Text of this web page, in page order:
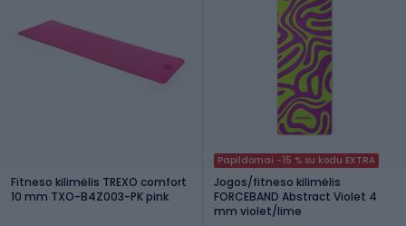
Fitneso kilimėlis TREXO comfort
10 mm TXO-B4Z003-PK pink
Papildomai -15 % su kodu EXTRA
Jogos/fitneso kilimėlis
FORCEBAND Abstract Violet 4
mm violet/lime